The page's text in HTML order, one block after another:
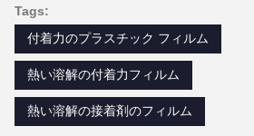
Tags:
付着力のプラスチック フィルム
熱い溶解の付着力フィルム
熱い溶解の接着剤のフィルム